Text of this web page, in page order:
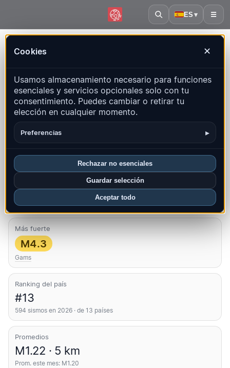
ES ▾ ☰
Cookies ✕
Usamos almacenamiento necesario para funciones
esenciales y servicios opcionales solo con tu
consentimiento. Puedes cambiar o retirar tu
elección en cualquier momento.
Preferencias ▸
Rechazar no esenciales
Guardar selección
Aceptar todo
Mapa en vivo, estadísticas y eventos recientes
Abrir mapa histórico Últimos en este país
Resumen Mapa
FAQ
Sismos este mes
24
Último UTC: 2026-08-09 22:25:12
Más fuerte
M4.3
Gams
Ranking del país
#13
594 sismos en 2026 · de 13 países
Promedios
M1.22 · 5 km
Prom. este mes: M1.20